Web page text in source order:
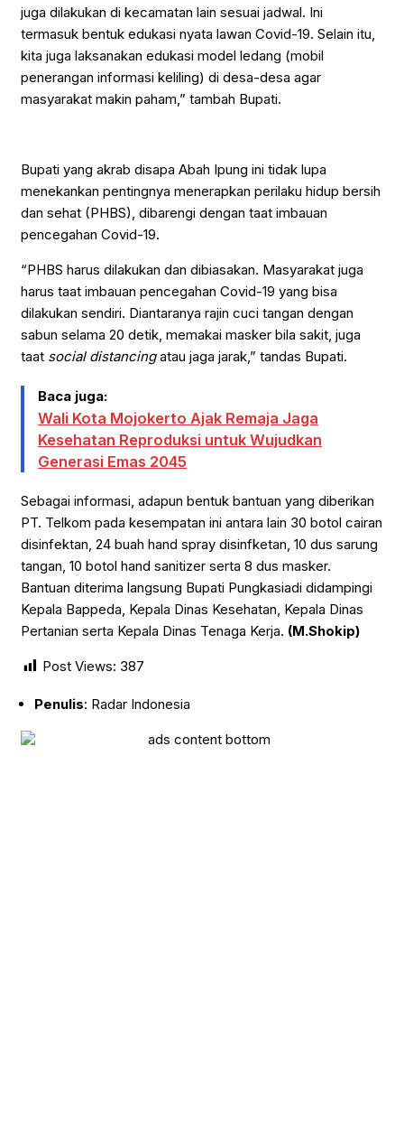
juga dilakukan di kecamatan lain sesuai jadwal. Ini
termasuk bentuk edukasi nyata lawan Covid-19. Selain itu,
kita juga laksanakan edukasi model ledang (mobil
penerangan informasi keliling) di desa-desa agar
masyarakat makin paham,” tambah Bupati.
Bupati yang akrab disapa Abah Ipung ini tidak lupa
menekankan pentingnya menerapkan perilaku hidup bersih
dan sehat (PHBS), dibarengi dengan taat imbauan
pencegahan Covid-19.
“PHBS harus dilakukan dan dibiasakan. Masyarakat juga
harus taat imbauan pencegahan Covid-19 yang bisa
dilakukan sendiri. Diantaranya rajin cuci tangan dengan
sabun selama 20 detik, memakai masker bila sakit, juga
taat social distancingatau jaga jarak,” tandas Bupati.
Baca juga:
Wali Kota Mojokerto Ajak Remaja Jaga
Kesehatan Reproduksi untuk Wujudkan
Generasi Emas 2045
Sebagai informasi, adapun bentuk bantuan yang diberikan
PT. Telkom pada kesempatan ini antara lain 30 botol cairan
disinfektan, 24 buah hand spray disinfketan, 10 dus sarung
tangan, 10 botol hand sanitizer serta 8 dus masker.
Bantuan diterima langsung Bupati Pungkasiadi didampingi
Kepala Bappeda, Kepala Dinas Kesehatan, Kepala Dinas
Pertanian serta Kepala Dinas Tenaga Kerja. (M.Shokip)
Post Views: 387
Penulis: Radar Indonesia